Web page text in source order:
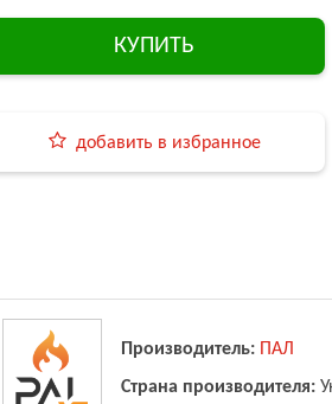
КУПИТЬ
добавить в избранное
Производитель: ПАЛ
Страна производителя: